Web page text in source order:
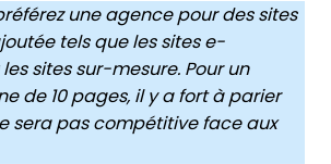
une agence pour des sites
tels que les sites e-
sites sur-mesure. Pour un
de 10 pages, il y a fort à parier
sera pas compétitive face aux